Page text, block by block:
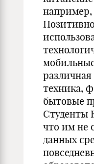
например,
техника,
бытовые
Студенты
что им не
данных